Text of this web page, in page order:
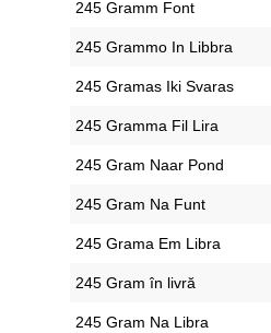
‎245 Gramm Font
‎245 Grammo In Libbra
‎245 Gramas Iki Svaras
‎245 Gramma Fil Lira
‎245 Gram Naar Pond
‎245 Gram Na Funt
‎245 Grama Em Libra
‎245 Gram în livră
‎245 Gram Na Libra